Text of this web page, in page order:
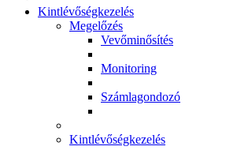
Kintlévőségkezelés
Megelőzés
Vevőminősítés
Monitoring
Számlagondozó
Kintlévőségkezelés